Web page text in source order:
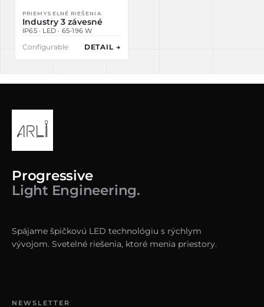
PRIEMYSELNÉ RIEŠENIA
Industry 3 závesné
IP65 · LED · 65-196 W
Configurable DETAIL →
Progressive
Light Engineering.
Spájame špičkovú LED technológiu s rýchlym
vývojom. Svetelné riešenia, ktoré menia priestory.
NEWSLETTER